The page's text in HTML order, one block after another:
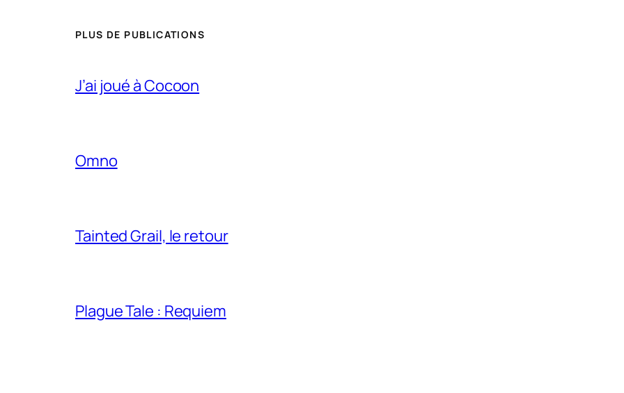
PLUS DE PUBLICATIONS
J’ai joué à Cocoon
Omno
Tainted Grail, le retour
Plague Tale : Requiem